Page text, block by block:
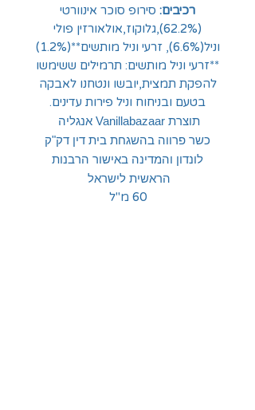
רכיבים: סירופ סוכר אינוורטי
(62.2%),גלוקוז,אולאורזין פולי
וניל(6.6%), זרעי וניל מותשים**(1.2%)
**זרעי וניל מותשים: תרמילים ששימשו
להפקת תמצית,יובשו ונטחנו לאבקה
בטעם ובניחוח וניל פירות עדינים.
תוצרת Vanillabazaar אנגליה
כשר פרווה בהשגחת בית דין דק"ק
לונדון והמדינה באישור הרבנות
הראשית לישראל
60 מ"ל